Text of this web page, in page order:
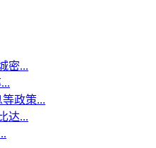
密...
政策...
达...